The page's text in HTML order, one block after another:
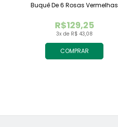
COMPRAR
3x de R$ 43,08
R$129,25
Buquê De 6 Rosas Vermelhas